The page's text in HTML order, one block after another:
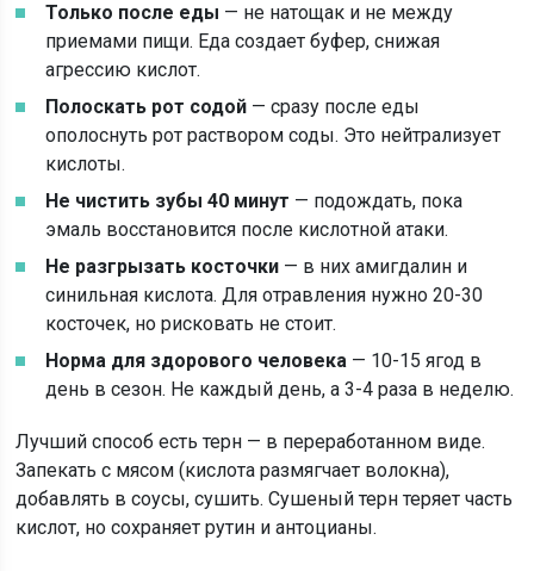
Только после еды — не натощак и не между
приемами пищи. Еда создает буфер, снижая
агрессию кислот.
Полоскать рот содой — сразу после еды
ополоснуть рот раствором соды. Это нейтрализует
кислоты.
Не чистить зубы 40 минут — подождать, пока
эмаль восстановится после кислотной атаки.
Не разгрызать косточки — в них амигдалин и
синильная кислота. Для отравления нужно 20-30
косточек, но рисковать не стоит.
Норма для здорового человека — 10-15 ягод в
день в сезон. Не каждый день, а 3-4 раза в неделю.
Лучший способ есть терн — в переработанном виде.
Запекать с мясом (кислота размягчает волокна),
добавлять в соусы, сушить. Сушеный терн теряет часть
кислот, но сохраняет рутин и антоцианы.